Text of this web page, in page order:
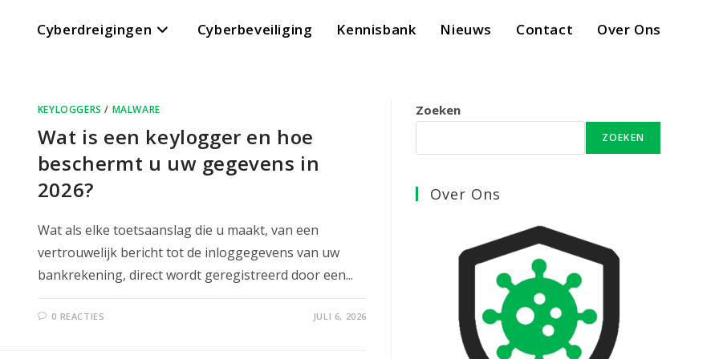
Cyberdreigingen Cyberbeveiliging Kennisbank Nieuws Contact Over Ons
KEYLOGGERS / MALWARE
Wat is een keylogger en hoe
beschermt u uw gegevens in
2026?
Wat als elke toetsaanslag die u maakt, van een
vertrouwelijk bericht tot de inloggegevens van uw
bankrekening, direct wordt geregistreerd door een...
0 REACTIES JULI 6, 2026
Zoeken
ZOEKEN
Over Ons